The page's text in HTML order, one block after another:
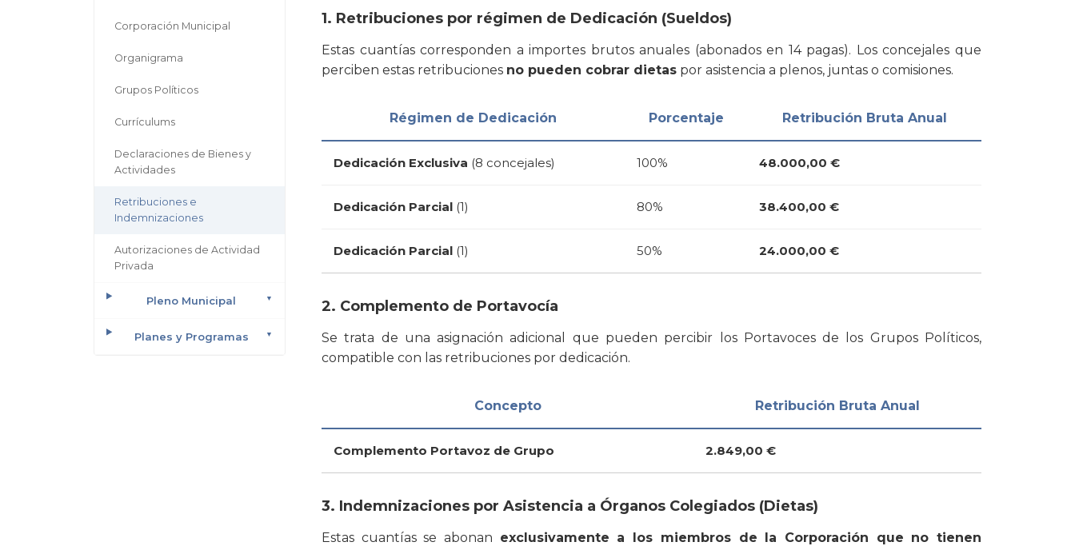
Corporación Municipal
Organigrama
Grupos Políticos
Currículums
Declaraciones de Bienes y
Actividades
Retribuciones e
Indemnizaciones
Autorizaciones de Actividad
Privada
Pleno Municipal
Planes y Programas
1. Retribuciones por régimen de Dedicación (Sueldos)
Estas cuantías corresponden a importes brutos anuales (abonados en 14 pagas). Los concejales que
perciben estas retribuciones no pueden cobrar dietas por asistencia a plenos, juntas o comisiones.
Régimen de Dedicación Porcentaje Retribución Bruta Anual
Dedicación Exclusiva (8 concejales) 100% 48.000,00 €
Dedicación Parcial (1) 80% 38.400,00 €
Dedicación Parcial (1) 50% 24.000,00 €
2. Complemento de Portavocía
Se trata de una asignación adicional que pueden percibir los Portavoces de los Grupos Políticos,
compatible con las retribuciones por dedicación.
Concepto Retribución Bruta Anual
Complemento Portavoz de Grupo 2.849,00 €
3. Indemnizaciones por Asistencia a Órganos Colegiados (Dietas)
Estas cuantías se abonan exclusivamente a los miembros de la Corporación que no tienen